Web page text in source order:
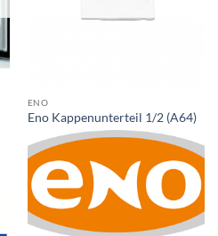
ENO
Eno Kappenunterteil 1/2 (A64)